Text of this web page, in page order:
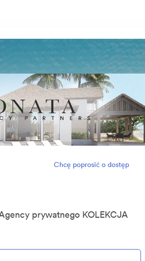
Chcę poprosić o dostęp
prywatnego KOLEKCJA